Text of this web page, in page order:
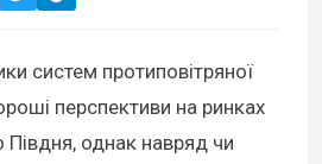
систем протиповітряної
перспективи на ринках
Півдня, однак навряд чи